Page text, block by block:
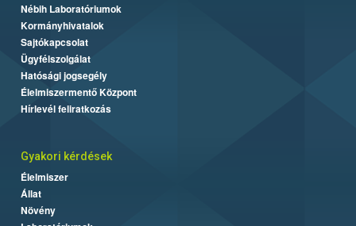
Nébih Laboratóriumok
Kormányhivatalok
Sajtókapcsolat
Ügyfélszolgálat
Hatósági jogsegély
Élelmiszermentő Központ
Hírlevél feliratkozás
Gyakori kérdések
Élelmiszer
Állat
Növény